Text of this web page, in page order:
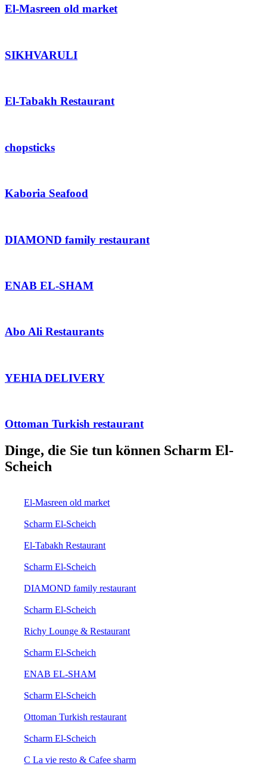
El-Masreen old market
SIKHVARULI
El-Tabakh Restaurant
chopsticks
Kaboria Seafood
DIAMOND family restaurant
ENAB EL-SHAM
Abo Ali Restaurants
YEHIA DELIVERY
Ottoman Turkish restaurant
Dinge, die Sie tun können Scharm El-
Scheich
El-Masreen old market
Scharm El-Scheich
El-Tabakh Restaurant
Scharm El-Scheich
DIAMOND family restaurant
Scharm El-Scheich
Richy Lounge & Restaurant
Scharm El-Scheich
ENAB EL-SHAM
Scharm El-Scheich
Ottoman Turkish restaurant
Scharm El-Scheich
C La vie resto & Cafee sharm